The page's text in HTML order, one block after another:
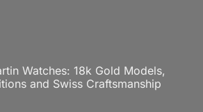
Watches: 18k Gold Models,
and Swiss Craftsmanship